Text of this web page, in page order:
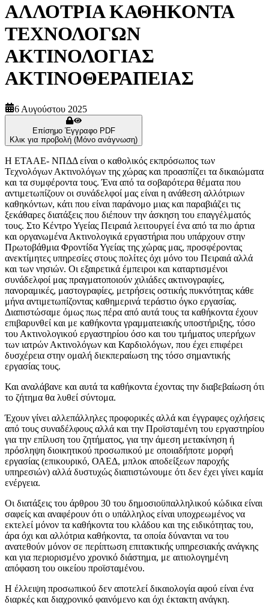
ΑΛΛΟΤΡΙΑ ΚΑΘΗΚΟΝΤΑ
ΤΕΧΝΟΛΟΓΩΝ
ΑΚΤΙΝΟΛΟΓΙΑΣ
ΑΚΤΙΝΟΘΕΡΑΠΕΙΑΣ
6 Αυγούστου 2025
Επίσημο Έγγραφο PDF
Κλικ για προβολή (Μόνο ανάγνωση)
Η ΕΤΑΑΕ- ΝΠΔΔ είναι ο καθολικός εκπρόσωπος των
Τεχνολόγων Ακτινολόγων της χώρας και προασπίζει τα δικαιώματα
και τα συμφέροντα τους. Ένα από τα σοβαρότερα θέματα που
αντιμετωπίζουν οι συνάδελφοί μας είναι η ανάθεση αλλότριων
καθηκόντων, κάτι που είναι παράνομο μιας και παραβιάζει τις
ξεκάθαρες διατάξεις που διέπουν την άσκηση του επαγγέλματός
τους. Στο Κέντρο Υγείας Πειραιά λειτουργεί ένα από τα πιο άρτια
και οργανωμένα Ακτινολογικά εργαστήρια που υπάρχουν στην
Πρωτοβάθμια Φροντίδα Υγείας της χώρας μας, προσφέροντας
ανεκτίμητες υπηρεσίες στους πολίτες όχι μόνο του Πειραιά αλλά
και των νησιών. Οι εξαιρετικά έμπειροι και καταρτισμένοι
συνάδελφοί μας πραγματοποιούν χιλιάδες ακτινογραφίες,
πανοραμικές, μαστογραφίες, μετρήσεις οστικής πυκνότητας κάθε
μήνα αντιμετωπίζοντας καθημερινά τεράστιο όγκο εργασίας.
Διαπιστώσαμε όμως πως πέρα από αυτά τους τα καθήκοντα έχουν
επιβαρυνθεί και με καθήκοντα γραμματειακής υποστήριξης, τόσο
του Ακτινολογικού εργαστηρίου όσο και του τμήματος υπερήχων
των ιατρών Ακτινολόγων και Καρδιολόγων, που έχει επιφέρει
δυσχέρεια στην ομαλή διεκπεραίωση της τόσο σημαντικής
εργασίας τους.
Και αναλάβανε και αυτά τα καθήκοντα έχοντας την διαβεβαίωση ότι
το ζήτημα θα λυθεί σύντομα.
Έχουν γίνει αλλεπάλληλες προφορικές αλλά και έγγραφες οχλήσεις
από τους συναδέλφους αλλά και την Προϊσταμένη του εργαστηρίου
για την επίλυση του ζητήματος, για την άμεση μετακίνηση ή
πρόσληψη διοικητικού προσωπικού με οποιαδήποτε μορφή
εργασίας (επικουρικό, ΟΑΕΔ, μπλοκ αποδείξεων παροχής
υπηρεσιών) αλλά δυστυχώς διαπιστώνουμε ότι δεν έχει γίνει καμία
ενέργεια.
Οι διατάξεις του άρθρου 30 του δημοσιοϋπαλληλικού κώδικα είναι
σαφείς και αναφέρουν ότι ο υπάλληλος είναι υποχρεωμένος να
εκτελεί μόνον τα καθήκοντα του κλάδου και της ειδικότητας του,
άρα όχι και αλλότρια καθήκοντα, τα οποία δύνανται να του
ανατεθούν μόνον σε περίπτωση επιτακτικής υπηρεσιακής ανάγκης
και για περιορισμένο χρονικό διάστημα, με αιτιολογημένη
απόφαση του οικείου προϊσταμένου.
Η έλλειψη προσωπικού δεν αποτελεί δικαιολογία αφού είναι ένα
διαρκές και διαχρονικό φαινόμενο και όχι έκτακτη ανάγκη.